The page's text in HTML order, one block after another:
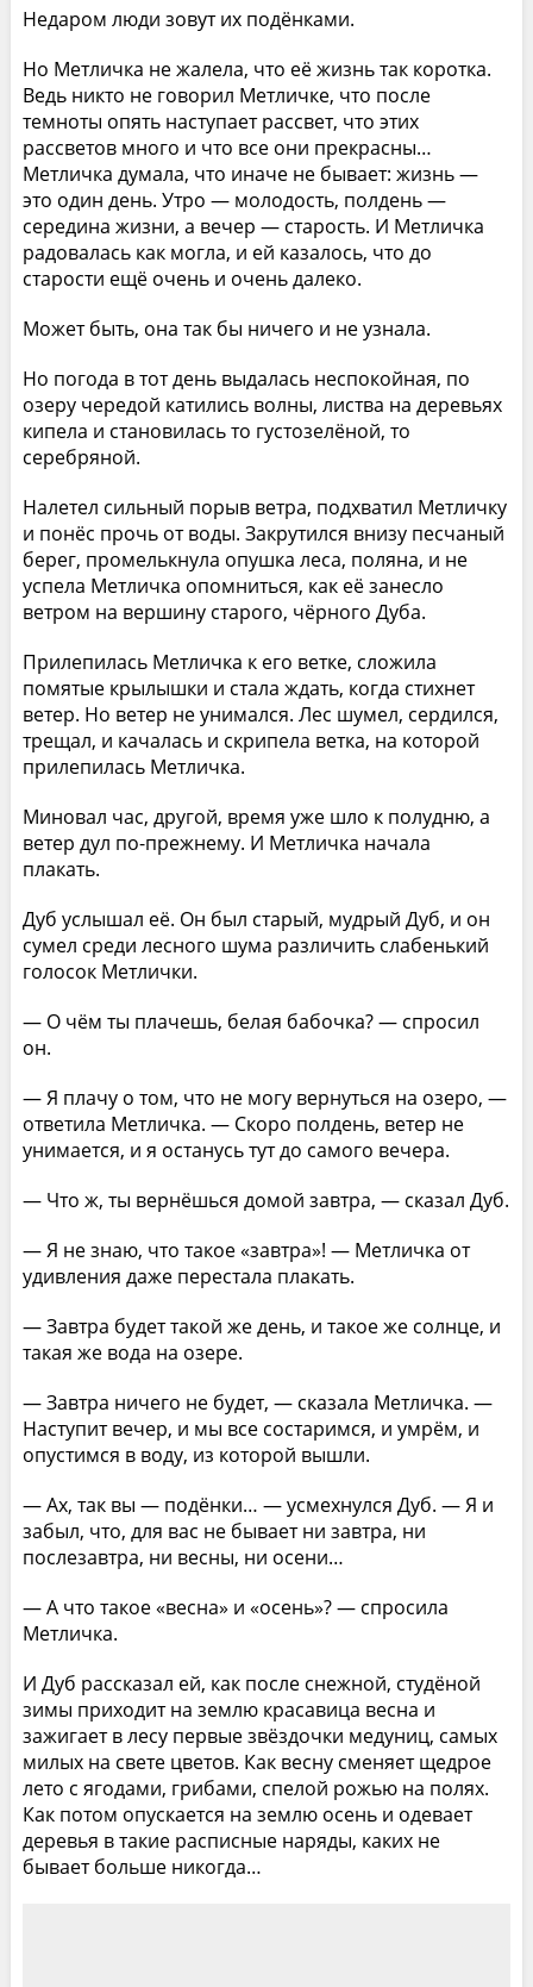
Недаром люди зовут их подёнками.
Но Метличка не жалела, что её жизнь так коротка.
Ведь никто не говорил Метличке, что после
темноты опять наступает рассвет, что этих
рассветов много и что все они прекрасны…
Метличка думала, что иначе не бывает: жизнь —
это один день. Утро — молодость, полдень —
середина жизни, а вечер — старость. И Метличка
радовалась как могла, и ей казалось, что до
старости ещё очень и очень далеко.
Может быть, она так бы ничего и не узнала.
Но погода в тот день выдалась неспокойная, по
озеру чередой катились волны, листва на деревьях
кипела и становилась то густозелёной, то
серебряной.
Налетел сильный порыв ветра, подхватил Метличку
и понёс прочь от воды. Закрутился внизу песчаный
берег, промелькнула опушка леса, поляна, и не
успела Метличка опомниться, как её занесло
ветром на вершину старого, чёрного Дуба.
Прилепилась Метличка к его ветке, сложила
помятые крылышки и стала ждать, когда стихнет
ветер. Но ветер не унимался. Лес шумел, сердился,
трещал, и качалась и скрипела ветка, на которой
прилепилась Метличка.
Миновал час, другой, время уже шло к полудню, а
ветер дул по-прежнему. И Метличка начала
плакать.
Дуб услышал её. Он был старый, мудрый Дуб, и он
сумел среди лесного шума различить слабенький
голосок Метлички.
— О чём ты плачешь, белая бабочка? — спросил
он.
— Я плачу о том, что не могу вернуться на озеро, —
ответила Метличка. — Скоро полдень, ветер не
унимается, и я останусь тут до самого вечера.
— Что ж, ты вернёшься домой завтра, — сказал Дуб.
— Я не знаю, что такое «завтра»! — Метличка от
удивления даже перестала плакать.
— Завтра будет такой же день, и такое же солнце, и
такая же вода на озере.
— Завтра ничего не будет, — сказала Метличка. —
Наступит вечер, и мы все состаримся, и умрём, и
опустимся в воду, из которой вышли.
— Ах, так вы — подёнки… — усмехнулся Дуб. — Я и
забыл, что, для вас не бывает ни завтра, ни
послезавтра, ни весны, ни осени…
— А что такое «весна» и «осень»? — спросила
Метличка.
И Дуб рассказал ей, как после снежной, студёной
зимы приходит на землю красавица весна и
зажигает в лесу первые звёздочки медуниц, самых
милых на свете цветов. Как весну сменяет щедрое
лето с ягодами, грибами, спелой рожью на полях.
Как потом опускается на землю осень и одевает
деревья в такие расписные наряды, каких не
бывает больше никогда…